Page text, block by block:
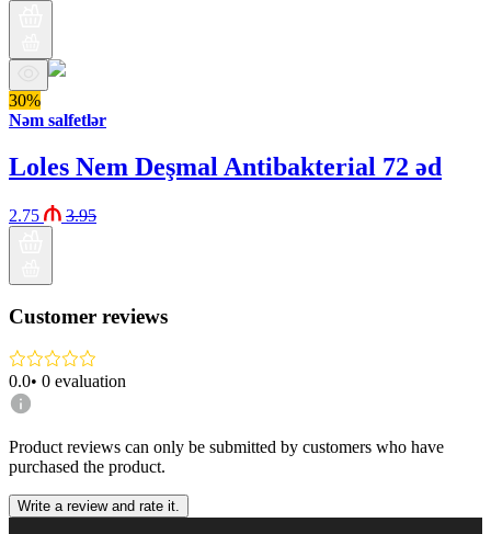
30%
Nəm salfetlər
Loles Nem Deşmal Antibakterial 72 əd
2.75 3.95
Customer reviews
0.0• 0 evaluation
Product reviews can only be submitted by customers who have
purchased the product.
Write a review and rate it.